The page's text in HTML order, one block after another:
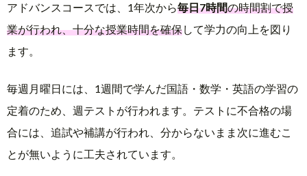
アドバンスコースでは、1年次から毎日7時間の時間割で授
業が行われ、十分な授業時間を確保して学力の向上を図り
ます。
毎週月曜日には、1週間で学んだ国語・数学・英語の学習の
定着のため、週テストが行われます。テストに不合格の場
合には、追試や補講が行われ、分からないまま次に進むこ
とが無いように工夫されています。